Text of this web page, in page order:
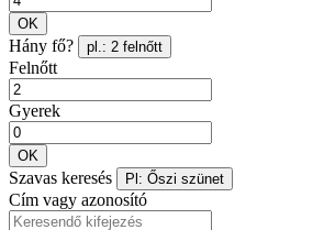
OK
Hány fő? pl.: 2 felnőtt
Felnőtt
Gyerek
OK
Szavas keresés Pl: Őszi szünet
Cím vagy azonosító